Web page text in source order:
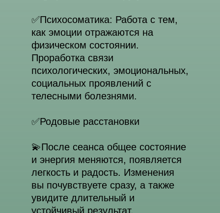
✅️Психосоматика: Работа с тем,
как эмоции отражаются на
физическом состоянии.
Проработка связи
психологических, эмоциональных,
социальных проявлений с
телесными болезнями.
✅️Родовые расстановки
💫После сеанса общее состояние
и энергия меняются, появляется
легкость и радость. Изменения
вы почувствуете сразу, а также
увидите длительный и
устойчивый результат.
Сведения об образовательной
организации
ул. Маршала Вершинина, 10
+7 995 792-99-43
isvm@artemten.ru
Служба заботы в Telegram
Служба заботы в WhatsApp
Telegram-канал Института
Как добраться